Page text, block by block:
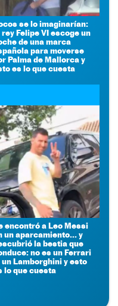
se lo imaginarían:
rey Felipe VI escoge un
de una marca
para moverse
Palma de Mallorca y
es lo que cuesta
encontró a Leo Messi
un aparcamiento... y
la bestia que
no es un Ferrari
un Lamborghini y esto
lo que cuesta